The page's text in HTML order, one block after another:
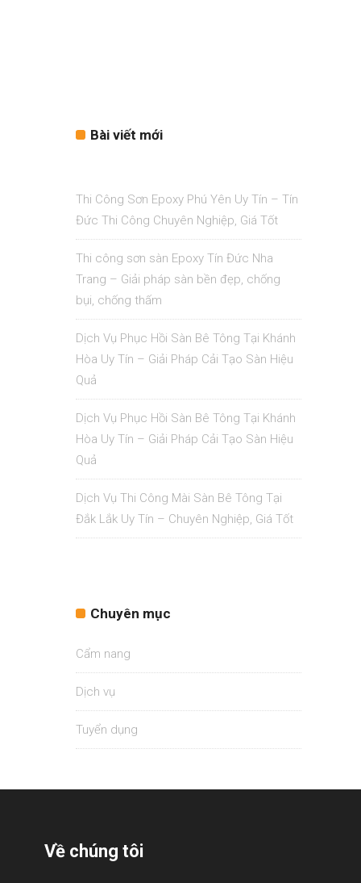
Bài viết mới
Thi Công Sơn Epoxy Phú Yên Uy Tín – Tín
Đức Thi Công Chuyên Nghiệp, Giá Tốt
Thi công sơn sàn Epoxy Tín Đức Nha
Trang – Giải pháp sàn bền đẹp, chống
bụi, chống thấm
Dịch Vụ Phục Hồi Sàn Bê Tông Tại Khánh
Hòa Uy Tín – Giải Pháp Cải Tạo Sàn Hiệu
Quả
Dịch Vụ Phục Hồi Sàn Bê Tông Tại Khánh
Hòa Uy Tín – Giải Pháp Cải Tạo Sàn Hiệu
Quả
Dịch Vụ Thi Công Mài Sàn Bê Tông Tại
Đắk Lắk Uy Tín – Chuyên Nghiệp, Giá Tốt
Chuyên mục
Cẩm nang
Dịch vụ
Tuyển dụng
Về chúng tôi